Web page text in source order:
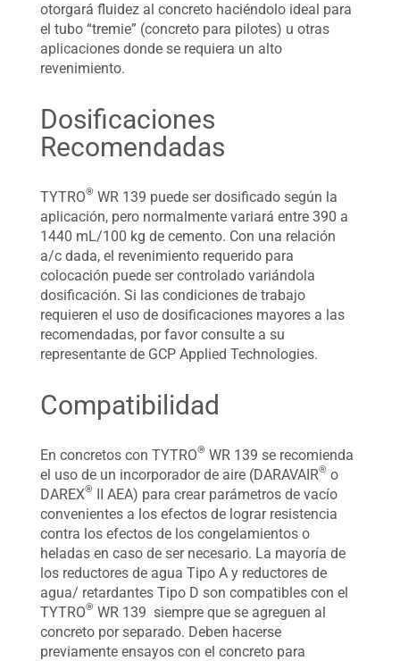
otorgará fluidez al concreto haciéndolo ideal para
el tubo “tremie” (concreto para pilotes) u otras
aplicaciones donde se requiera un alto
revenimiento.
Dosificaciones
Recomendadas
TYTRO® WR 139 puede ser dosificado según la
aplicación, pero normalmente variará entre 390 a
1440 mL/100 kg de cemento. Con una relación
a/c dada, el revenimiento requerido para
colocación puede ser controlado variándola
dosificación. Si las condiciones de trabajo
requieren el uso de dosificaciones mayores a las
recomendadas, por favor consulte a su
representante de GCP Applied Technologies.
Compatibilidad
En concretos con TYTRO® WR 139 se recomienda
el uso de un incorporador de aire (DARAVAIR® o
DAREX® II AEA) para crear parámetros de vacío
convenientes a los efectos de lograr resistencia
contra los efectos de los congelamientos o
heladas en caso de ser necesario. La mayoría de
los reductores de agua Tipo A y reductores de
agua/ retardantes Tipo D son compatibles con el
TYTRO® WR 139 siempre que se agreguen al
concreto por separado. Deben hacerse
previamente ensayos con el concreto para